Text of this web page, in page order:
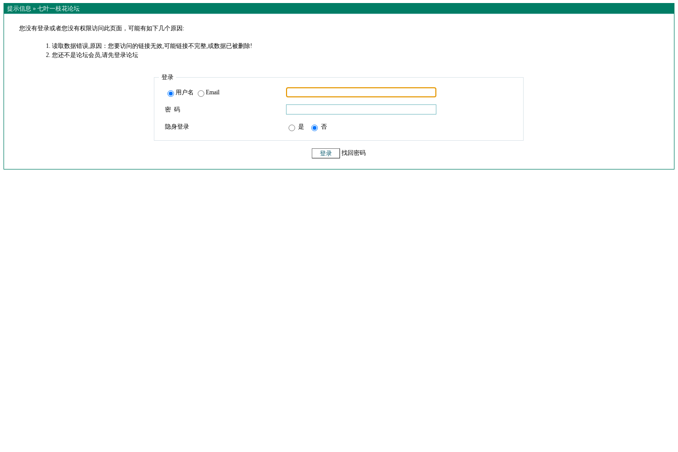
提示信息 » 七叶一枝花论坛
您没有登录或者您没有权限访问此页面，可能有如下几个原因:
读取数据错误,原因：您要访问的链接无效,可能链接不完整,或数据已被删除!
您还不是论坛会员,请先登录论坛
登录
用户名 Email
密 码
隐身登录 是 否
找回密码